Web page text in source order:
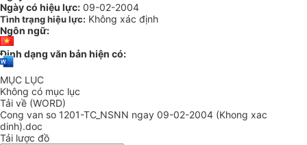
Ngày có hiệu lực: 09-02-2004
Tình trạng hiệu lực: Không xác định
Ngôn ngữ:
Định dạng văn bản hiện có:
MỤC LỤC
Không có mục lục
Tải về (WORD)
Cong van so 1201-TC_NSNN ngay 09-02-2004 (Khong xac
dinh).doc
Tải lược đồ